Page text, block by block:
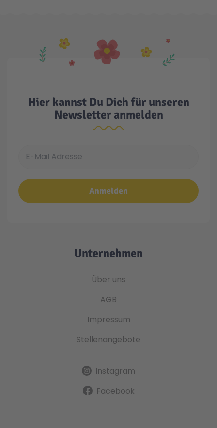
Hier kannst Du Dich für unseren
Newsletter anmelden
Anmelden
Unternehmen
Über uns
AGB
Impressum
Stellenangebote
Instagram
Facebook